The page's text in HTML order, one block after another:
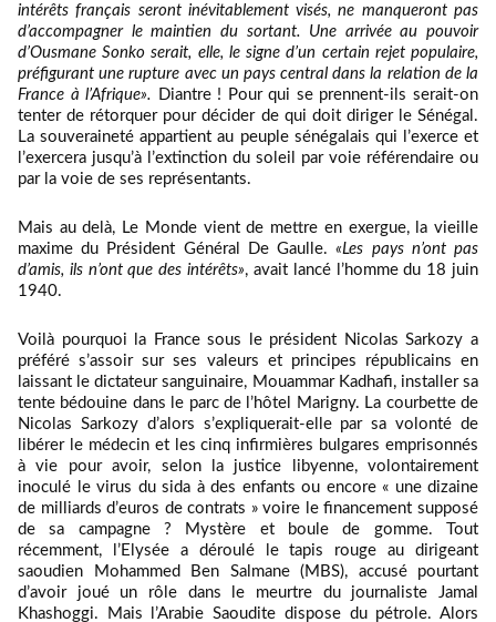
intérêts français seront inévitablement visés, ne manqueront pas
d’accompagner le maintien du sortant. Une arrivée au pouvoir
d’Ousmane Sonko serait, elle, le signe d’un certain rejet populaire,
préfigurant une rupture avec un pays central dans la relation de la
France à l’Afrique». Diantre ! Pour qui se prennent-ils serait-on
tenter de rétorquer pour décider de qui doit diriger le Sénégal.
La souveraineté appartient au peuple sénégalais qui l’exerce et
l’exercera jusqu’à l’extinction du soleil par voie référendaire ou
par la voie de ses représentants.
Mais au delà, Le Monde vient de mettre en exergue, la vieille
maxime du Président Général De Gaulle.«Les pays n’ont pas
d’amis, ils n’ont que des intérêts», avait lancé l’homme du 18 juin
1940.
Voilà pourquoi la France sous le président Nicolas Sarkozy a
préféré s’assoir sur ses valeurs et principes républicains en
laissant le dictateur sanguinaire, Mouammar Kadhafi, installer sa
tente bédouine dans le parc de l’hôtel Marigny. La courbette de
Nicolas Sarkozy d’alors s’expliquerait-elle par sa volonté de
libérer le médecin et les cinq infirmières bulgares emprisonnés
à vie pour avoir, selon la justice libyenne, volontairement
inoculé le virus du sida à des enfants ou encore « une dizaine
de milliards d’euros de contrats » voire le financement supposé
de sa campagne ? Mystère et boule de gomme. Tout
récemment, l’Elysée a déroulé le tapis rouge au dirigeant
saoudien Mohammed Ben Salmane (MBS), accusé pourtant
d’avoir joué un rôle dans le meurtre du journaliste Jamal
Khashoggi. Mais l’Arabie Saoudite dispose du pétrole. Alors